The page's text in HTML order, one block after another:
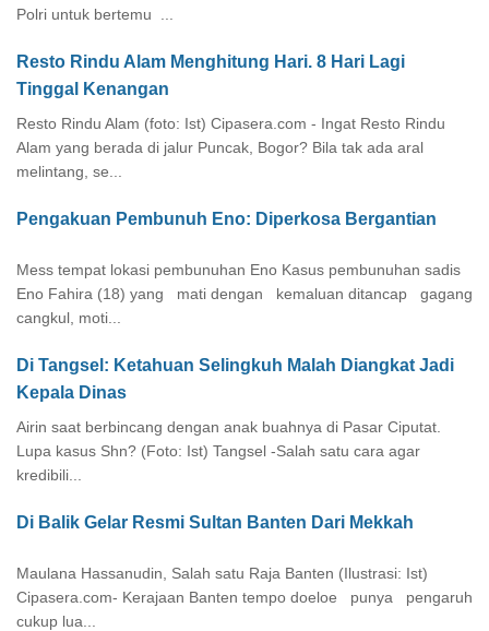
Polri untuk bertemu ...
Resto Rindu Alam Menghitung Hari. 8 Hari Lagi
Tinggal Kenangan
Resto Rindu Alam (foto: Ist) Cipasera.com - Ingat Resto Rindu
Alam yang berada di jalur Puncak, Bogor? Bila tak ada aral
melintang, se...
Pengakuan Pembunuh Eno: Diperkosa Bergantian
Mess tempat lokasi pembunuhan Eno Kasus pembunuhan sadis
Eno Fahira (18) yang mati dengan kemaluan ditancap gagang
cangkul, moti...
Di Tangsel: Ketahuan Selingkuh Malah Diangkat Jadi
Kepala Dinas
Airin saat berbincang dengan anak buahnya di Pasar Ciputat.
Lupa kasus Shn? (Foto: Ist) Tangsel -Salah satu cara agar
kredibili...
Di Balik Gelar Resmi Sultan Banten Dari Mekkah
Maulana Hassanudin, Salah satu Raja Banten (Ilustrasi: Ist)
Cipasera.com- Kerajaan Banten tempo doeloe punya pengaruh
cukup lua...